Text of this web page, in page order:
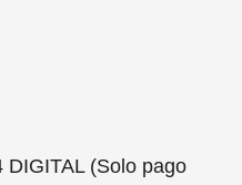
DIGITAL (Solo pago